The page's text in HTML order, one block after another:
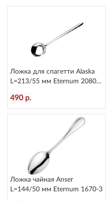
Ложка для спагетти Alaska
L=213/55 мм Eternum 2080-
490 р.
Ложка чайная Anser
L=144/50 мм Eternum 1670-3